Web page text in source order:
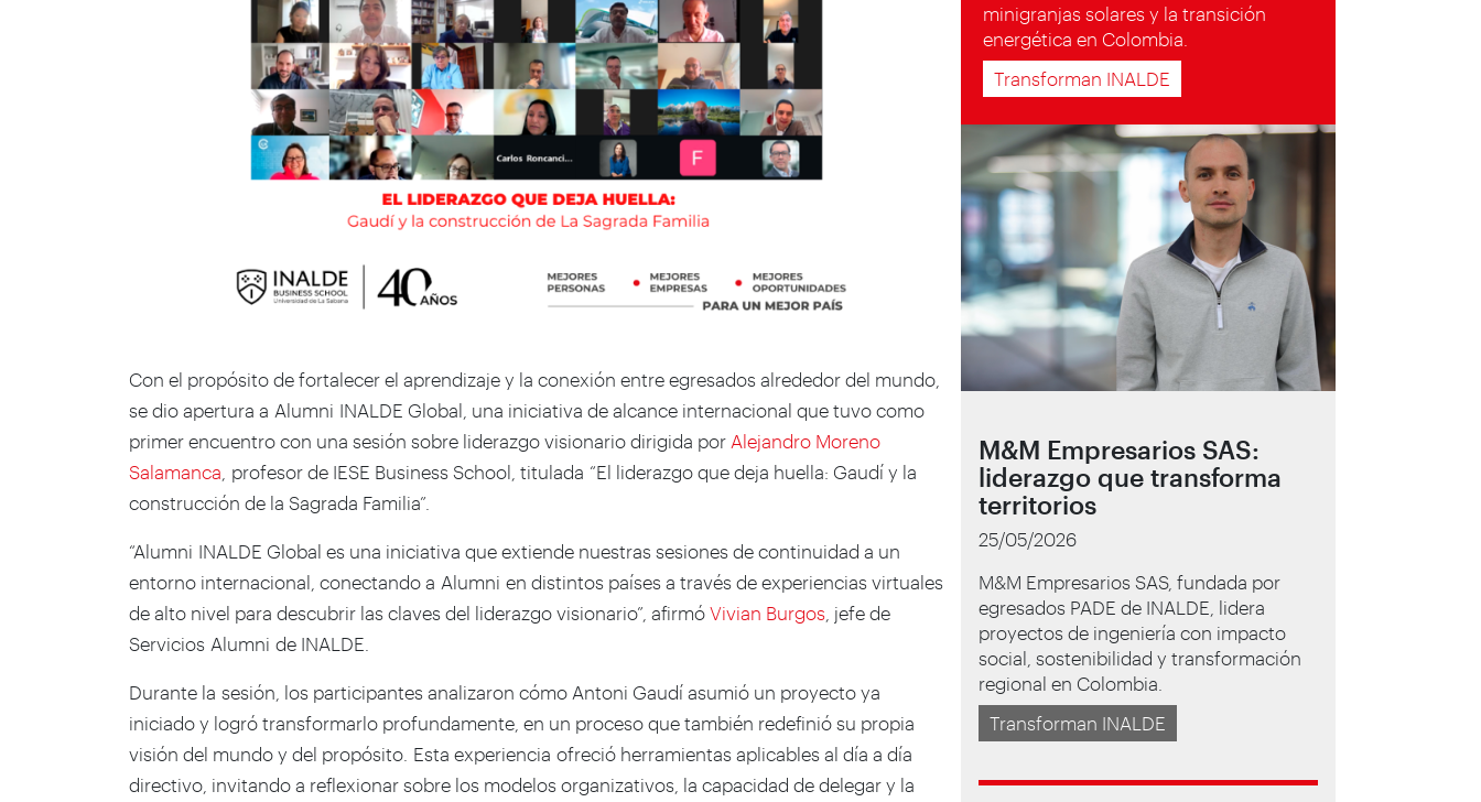
Con el propósito de fortalecer el aprendizaje y la conexión entre egresados alrededor del mundo,
se dio apertura a Alumni INALDE Global, una iniciativa de alcance internacional que tuvo como
primer encuentro con una sesión sobre liderazgo visionario dirigida por Alejandro Moreno
Salamanca , profesor de IESE Business School, titulada “El liderazgo que deja huella: Gaudí y la
construcción de la Sagrada Familia”.
“Alumni INALDE Global es una iniciativa que extiende nuestras sesiones de continuidad a un
entorno internacional, conectando a Alumni en distintos países a través de experiencias virtuales
de alto nivel para descubrir las claves del liderazgo visionario”, afirmó Vivian Burgos , jefe de
Servicios Alumni de INALDE.
Durante la sesión, los participantes analizaron cómo Antoni Gaudí asumió un proyecto ya
iniciado y logró transformarlo profundamente, en un proceso que también redefinió su propia
visión del mundo y del propósito. Esta experiencia ofreció herramientas aplicables al día a día
directivo, invitando a reflexionar sobre los modelos organizativos, la capacidad de delegar y la
minigranjas solares y la transición
energética en Colombia.
Transforman INALDE
M&M Empresarios SAS:
liderazgo que transforma
territorios
25/05/2026
M&M Empresarios SAS, fundada por
egresados PADE de INALDE, lidera
proyectos de ingeniería con impacto
social, sostenibilidad y transformación
regional en Colombia.
Transforman INALDE